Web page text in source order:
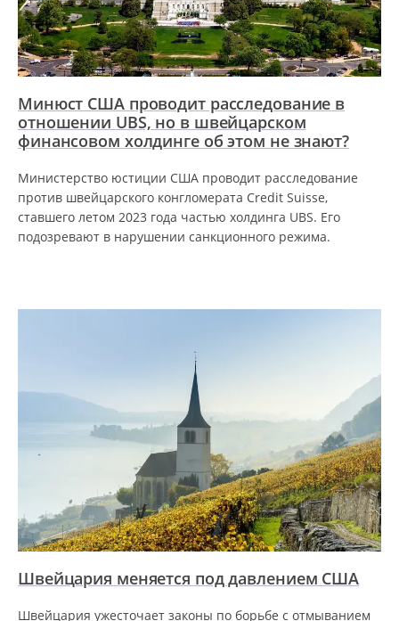
Минюст США проводит расследование в
отношении UBS, но в швейцарском
финансовом холдинге об этом не знают?
Министерство юстиции США проводит расследование
против швейцарского конгломерата Credit Suisse,
ставшего летом 2023 года частью холдинга UBS. Его
подозревают в нарушении санкционного режима.
Швейцария меняется под давлением США
Швейцария ужесточает законы по борьбе с отмыванием